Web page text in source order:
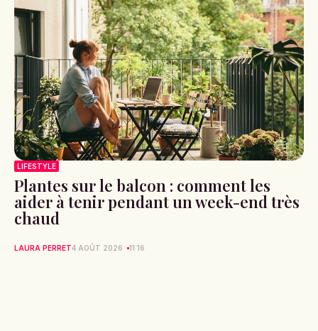
LIFESTYLE
Plantes sur le balcon : comment les
aider à tenir pendant un week-end très
chaud
LAURA PERRET4 AOÛT 2026 11:16